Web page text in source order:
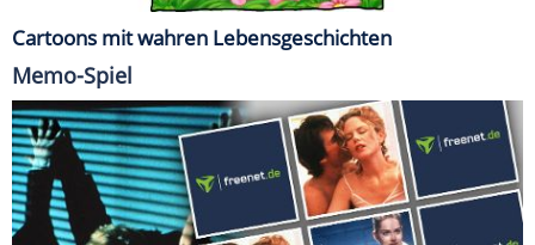
Cartoons mit wahren Lebensgeschichten
Memo-Spiel